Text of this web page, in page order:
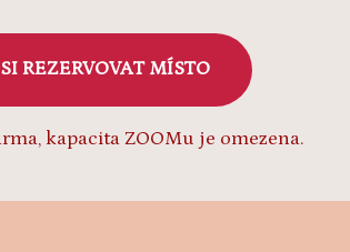
REZERVOVAT MÍSTO
kapacita ZOOMu je omezena.